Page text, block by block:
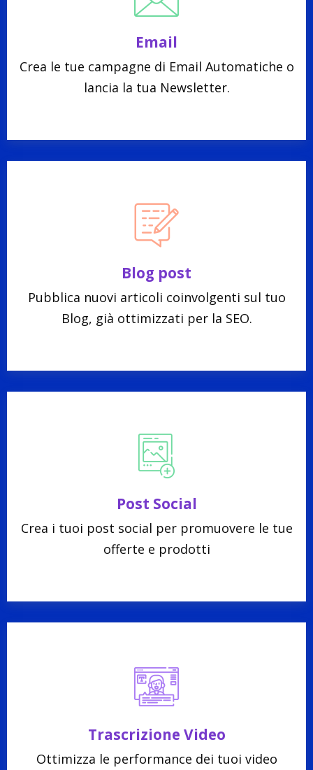
Email
Crea le tue campagne di Email Automatiche o
lancia la tua Newsletter.
Blog post
Pubblica nuovi articoli coinvolgenti sul tuo
Blog, già ottimizzati per la SEO.
Post Social
Crea i tuoi post social per promuovere le tue
offerte e prodotti
Trascrizione Video
Ottimizza le performance dei tuoi video